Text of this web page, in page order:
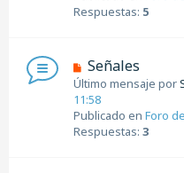
o
s
a
j
e
Respuestas: 5
N
u
e
v
o
Señales
Último mensaje por
11:58
Publicado en Foro
Respuestas: 3